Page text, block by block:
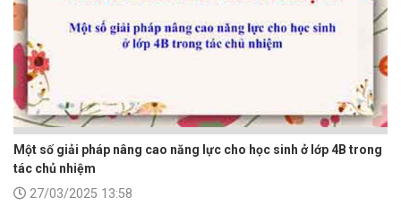
Một số giải pháp nâng cao năng lực cho học sinh ở lớp 4B trong
tác chủ nhiệm
27/03/2025 13:58